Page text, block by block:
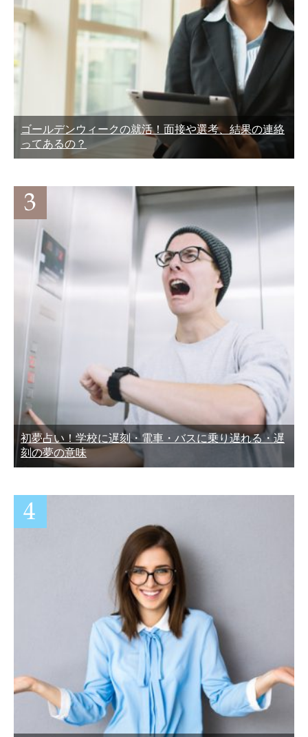
ゴールデンウィークの就活！面接や選考、結果の連絡
ってあるの？
初夢占い！学校に遅刻・電車・バスに乗り遅れる・遅
刻の夢の意味